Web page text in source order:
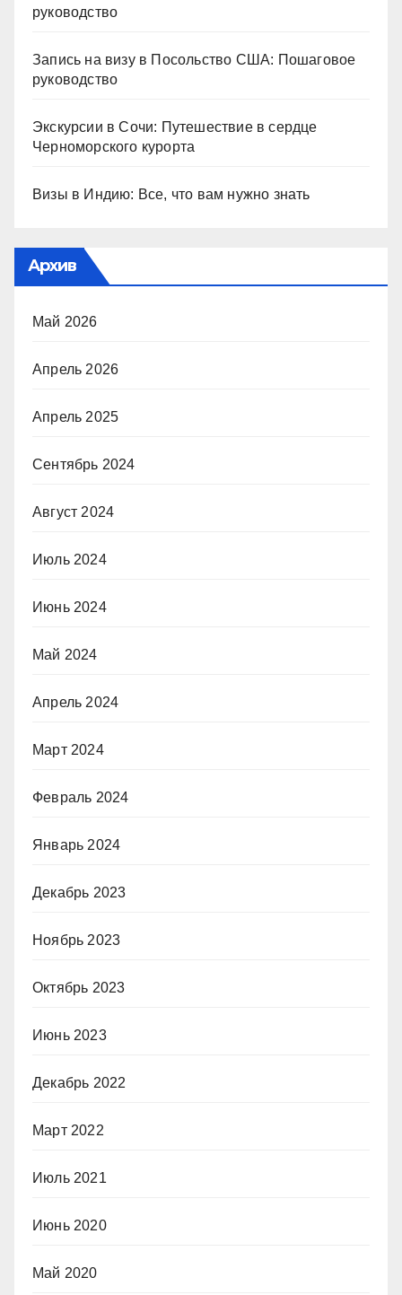
руководство
Запись на визу в Посольство США: Пошаговое
руководство
Экскурсии в Сочи: Путешествие в сердце
Черноморского курорта
Визы в Индию: Все, что вам нужно знать
Архив
Май 2026
Апрель 2026
Апрель 2025
Сентябрь 2024
Август 2024
Июль 2024
Июнь 2024
Май 2024
Апрель 2024
Март 2024
Февраль 2024
Январь 2024
Декабрь 2023
Ноябрь 2023
Октябрь 2023
Июнь 2023
Декабрь 2022
Март 2022
Июль 2021
Июнь 2020
Май 2020